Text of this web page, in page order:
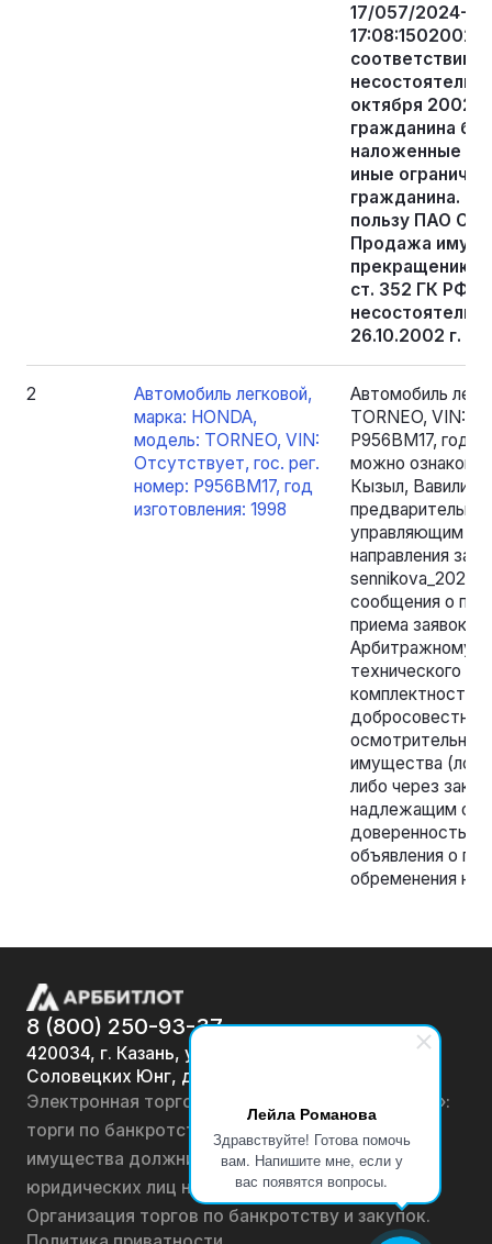
Лейла Романова
Здравствуйте! Готова помочь
вам. Напишите мне, если у
вас появятся вопросы.
17/057/2024-2
соответствии
октября 2002
гражданина
наложенные
иные
гражданина.
пользу ПАО
Продажа
прекращению
ст. 352 ГК РФ и
26.10.2002 г. №
2
Автомобиль легковой,
марка: HONDA,
модель: TORNEO, VIN:
Отсутствует, гос. рег.
номер: Р956ВМ17, год
изготовления: 1998
Автомобиль
TORNEO, VIN:
Р956ВМ17, год
можно
Кызыл,
предварительно
управляющим по
направления
сообщения о
приема заявок.
Арбитражному
технического
комплектности,
добросовестно,
имущества
либо через
надлежащим
объявления о
обременения не
8 (800) 250-93-37
420034, г. Казань, ул.
Соловецких Юнг, д. 7
Электронная торговая площадка «АРББИТЛОТ»:
торги по банкротству, лоты по продаже
имущества должников физических лиц и
юридических лиц на онлайн-аукционах.
Организация торгов по банкротству и закупок.